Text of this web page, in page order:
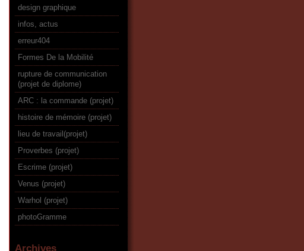
design graphique
infos, actus
erreur404
Formes De la Mobilité
rupture de communication
(projet de diplome)
ARC : la commande (projet)
histoire de mémoire (projet)
lieu de travail(projet)
Proverbes (projet)
Escrime (projet)
Venus (projet)
Warhol (projet)
photoGramme
Archives